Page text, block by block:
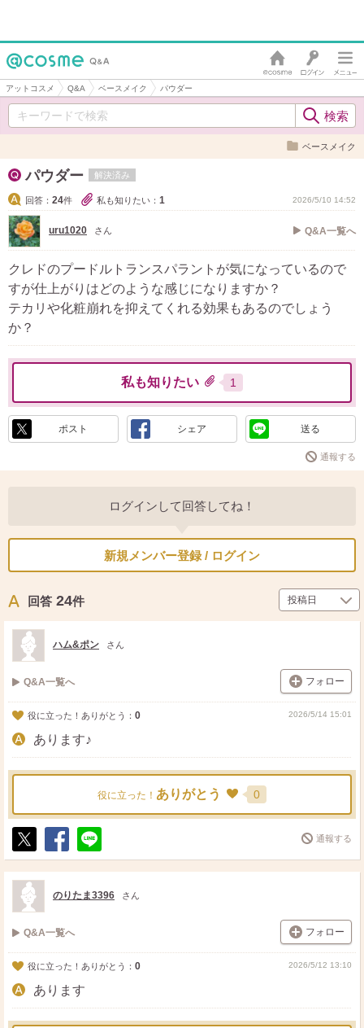
アットコスメ Q&A ベースメイク パウダー
ベースメイク
パウダー 解決済み
回答： 24件 私も知りたい： 1 2026/5/10 14:52
uru1020 さん Q&A一覧へ
クレドのプードルトランスパラントが気になっているので
すが仕上がりはどのような感じになりますか？
テカリや化粧崩れを抑えてくれる効果もあるのでしょう
か？
私も知りたい 1
ポスト シェア 送る
通報する
ログインして回答してね！
新規メンバー登録 / ログイン
回答 24件
ハム&ポン さん
Q&A一覧へ フォロー
役に立った！ありがとう： 0 2026/5/14 15:01
あります♪
役に立った！ ありがとう 0
ポ
ス
ト
シ
ェ
送
る
通報する
のりたま3396 さん
Q&A一覧へ フォロー
役に立った！ありがとう： 0 2026/5/12 13:10
あります